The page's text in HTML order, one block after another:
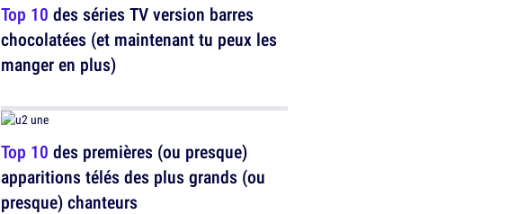
Top 10 des séries TV version barres
chocolatées (et maintenant tu peux les
manger en plus)
Top 10 des premières (ou presque)
apparitions télés des plus grands (ou
presque) chanteurs